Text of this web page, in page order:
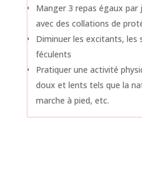
Manger 3 repas égaux
avec des collations de
Diminuer les excitants, les
féculents
Pratiquer une activité
doux et lents tels que la
marche à pied, etc.